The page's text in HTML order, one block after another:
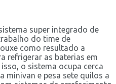
super integrado de
do time de
como resultado a
refrigerar as baterias em
o sistema ocupa cerca
minivan e pesa sete quilos a